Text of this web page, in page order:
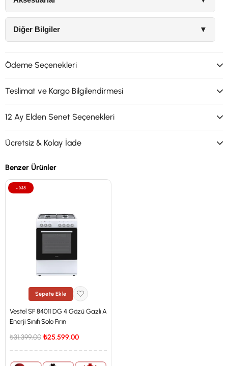
Diğer Bilgiler ▼
Ödeme Seçenekleri
Teslimat ve Kargo Bilgilendirmesi
12 Ay Elden Senet Seçenekleri
Ücretsiz & Kolay İade
Benzer Ürünler
Sepete Ekle
Vestel SF 84011 DG 4 Gözü Gazlı A
Enerji Sınıfı Solo Fırın
₺25.599,00
₺31.399,00
%18